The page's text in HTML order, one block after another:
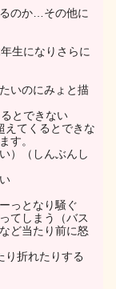
のか…その他に
生になりさらに
いのにみょと描
とできない
えてくるとできな
す。
）（しんぶんし
っとなり騒ぐ
てしまう（バス
ど当たり前に怒
り折れたりする